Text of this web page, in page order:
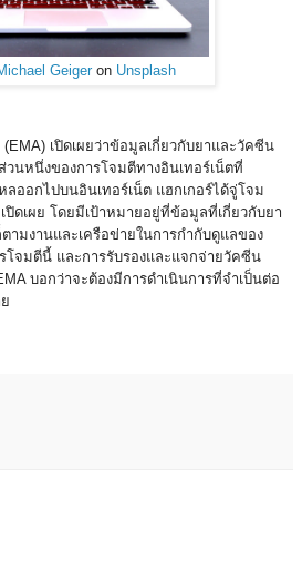
Geigeron Unsplash
(EMA) เปิดเผยว่าข้อมูลเกี่ยวกับยาและวัคซีน
วนหนึ่งของการโจมตีทางอินเทอร์เน็ตที่
ลออกไปบนอินเทอร์เน็ต แฮกเกอร์ได้จู่โจม
ดเผย โดยมีเป้าหมายอยู่ที่ข้อมูลที่เกี่ยวกับยา
ามงานและเครือข่ายในการกำกับดูแลของ
โจมตีนี้ และการรับรองและแจกจ่ายวัคซีน
บอกว่าจะต้องมีการดำเนินการที่จำเป็นต่อ